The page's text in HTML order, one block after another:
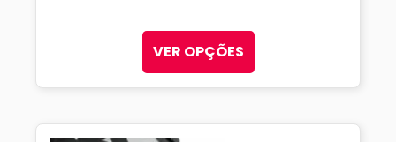
VER OPÇÕES